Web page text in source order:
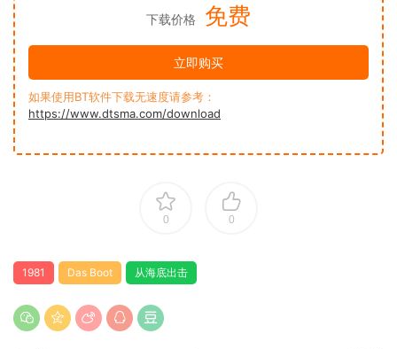
下载价格 免费
立即购买
如果使用BT软件下载无速度请参考：
https://www.dtsma.com/download
0 0
1981 Das Boot 从海底出击